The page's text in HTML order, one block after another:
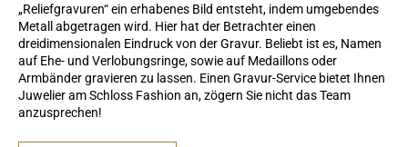
„Reliefgravuren“ ein erhabenes Bild entsteht, indem umgebendes
Metall abgetragen wird. Hier hat der Betrachter einen
dreidimensionalen Eindruck von der Gravur. Beliebt ist es, Namen
auf Ehe- und Verlobungsringe, sowie auf Medaillons oder
Armbänder gravieren zu lassen. Einen Gravur-Service bietet Ihnen
Juwelier am Schloss Fashion an, zögern Sie nicht das Team
anzusprechen!